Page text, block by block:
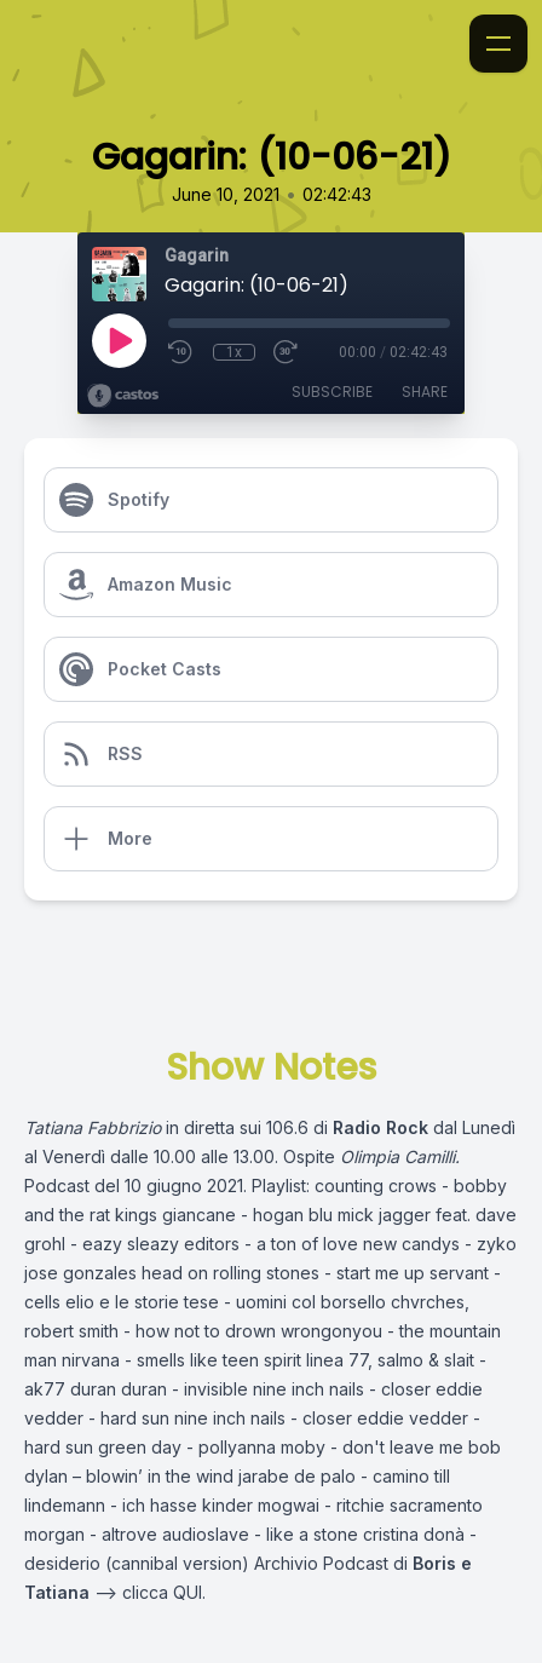
Gagarin: (10-06-21)
June 10, 2021 • 02:42:43
Gagarin
Gagarin: (10-06-21)
1x 00:00 / 02:42:43
SUBSCRIBE SHARE
Spotify
Amazon Music
Pocket Casts
RSS
More
Show Notes
Tatiana Fabbrizioin diretta sui 106.6 di Radio Rock dal Lunedì
al Venerdì dalle 10.00 alle 13.00. Ospite Olimpia Camilli.
Podcast del 10 giugno 2021. Playlist: counting crows - bobby
and the rat kings giancane - hogan blu mick jagger feat. dave
grohl - eazy sleazy editors - a ton of love new candys - zyko
jose gonzales head on rolling stones - start me up servant -
cells elio e le storie tese - uomini col borsello chvrches,
robert smith - how not to drown wrongonyou - the mountain
man nirvana - smells like teen spirit linea 77, salmo & slait -
ak77 duran duran - invisible nine inch nails - closer eddie
vedder - hard sun nine inch nails - closer eddie vedder -
hard sun green day - pollyanna moby - don't leave me bob
dylan – blowin’ in the wind jarabe de palo - camino till
lindemann - ich hasse kinder mogwai - ritchie sacramento
morgan - altrove audioslave - like a stone cristina donà -
desiderio (cannibal version) Archivio Podcast di Boris e
Tatiana —-> clicca QUI.